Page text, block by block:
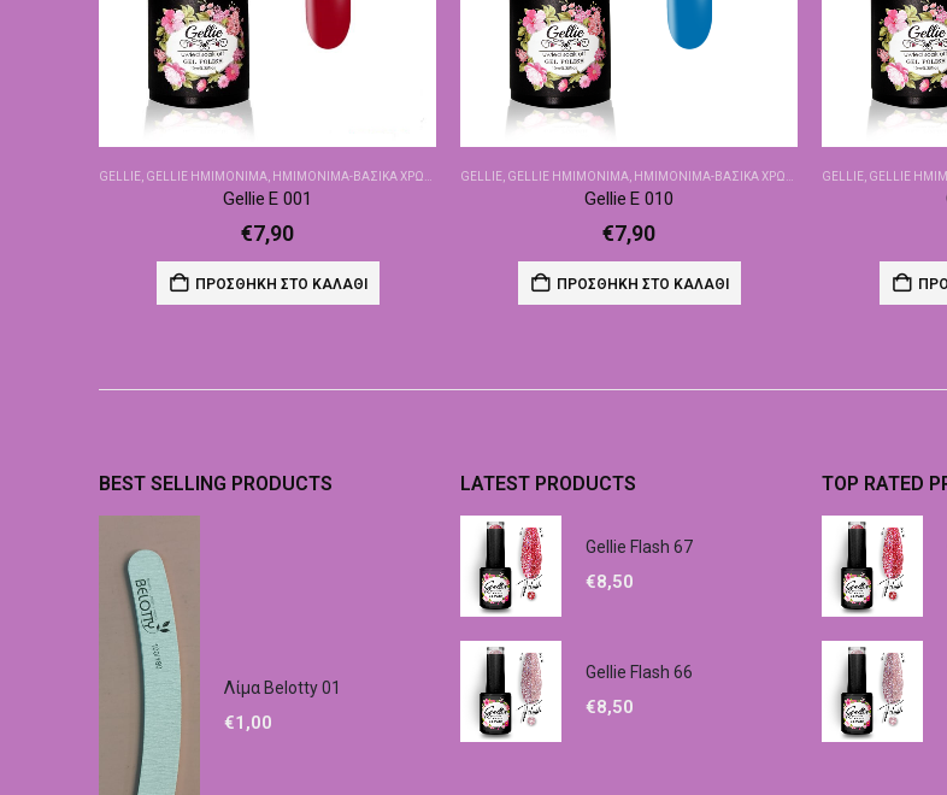
GELLIE, GELLIE ΗΜΙΜΌΝΙΜΑ, ΗΜΙΜΌΝΙΜΑ-ΒΑΣΙΚΆ ΧΡΏΜΑΤΑ
Gellie E 001
€7,90
ΠΡΟΣΘΉΚΗ ΣΤΟ ΚΑΛΆΘΙ
GELLIE, GELLIE ΗΜΙΜΌΝΙΜΑ, ΗΜΙΜΌΝΙΜΑ-ΒΑΣΙΚΆ ΧΡΏΜΑΤΑ
Gellie E 010
€7,90
ΠΡΟΣΘΉΚΗ ΣΤΟ ΚΑΛΆΘΙ
GELLIE, GELLIE
BEST SELLING PRODUCTS
Λίμα Belotty 01
€1,00
LATEST PRODUCTS
Gellie Flash 67
€8,50
Gellie Flash 66
€8,50
TOP RATED